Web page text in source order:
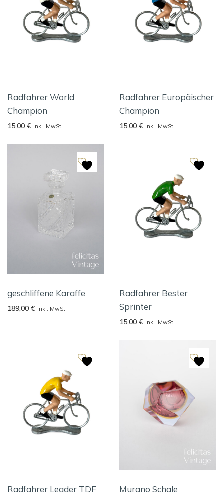
Radfahrer World
Champion
15,00 € inkl. MwSt.
Radfahrer Europäischer
Champion
15,00 € inkl. MwSt.
geschliffene Karaffe
189,00 € inkl. MwSt.
Radfahrer Bester
Sprinter
15,00 € inkl. MwSt.
Radfahrer Leader TDF Murano Schale